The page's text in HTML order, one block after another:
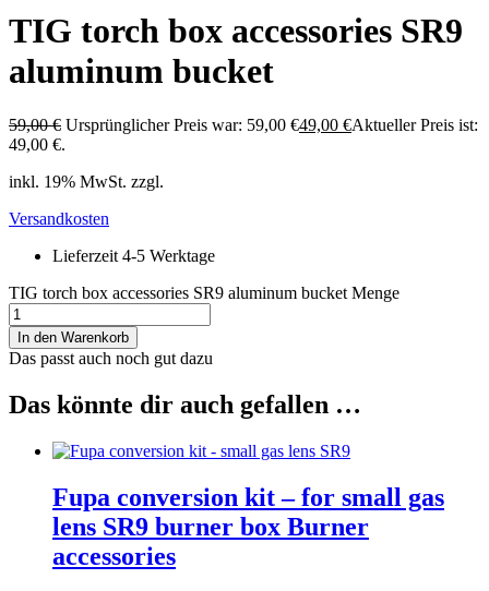
TIG torch box accessories SR9
aluminum bucket
59,00€ Ursprünglicher Preis war: 59,00 €49,00 €Aktueller Preis ist:
49,00 €.
inkl. 19% MwSt. zzgl.
Versandkosten
Lieferzeit 4-5 Werktage
TIG torch box accessories SR9 aluminum bucket Menge
In den Warenkorb
Das passt auch noch gut dazu
Das könnte dir auch gefallen …
Fupa conversion kit – for small gas
lens SR9 burner box Burner
accessories